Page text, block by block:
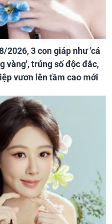
2026, 3 con giáp như 'cá
vàng', trúng số độc đắc,
vươn lên tầm cao mới